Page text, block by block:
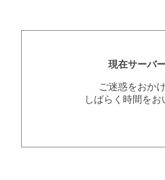
現在サーバ
ご迷惑をおか
しばらく時間を